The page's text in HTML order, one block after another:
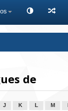
de
J K L M